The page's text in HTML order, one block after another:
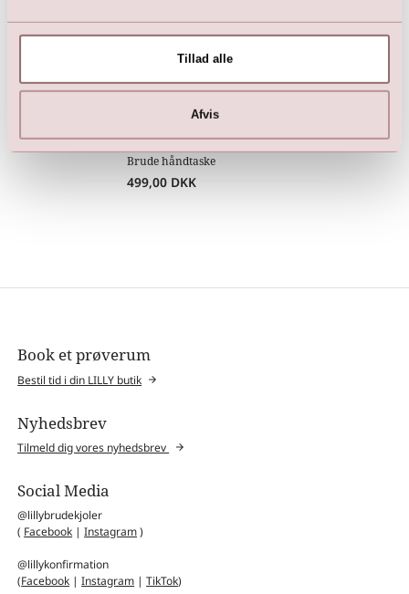
Tillad alle
Afvis
Brude håndtaske
499,00 DKK
Book et prøverum
Bestil tid i din LILLY butik
Nyhedsbrev
Tilmeld dig vores nyhedsbrev
Social Media
@lillybrudekjoler
( Facebook |Instagram)
@lillykonfirmation
(Facebook |Instagram |TikTok)